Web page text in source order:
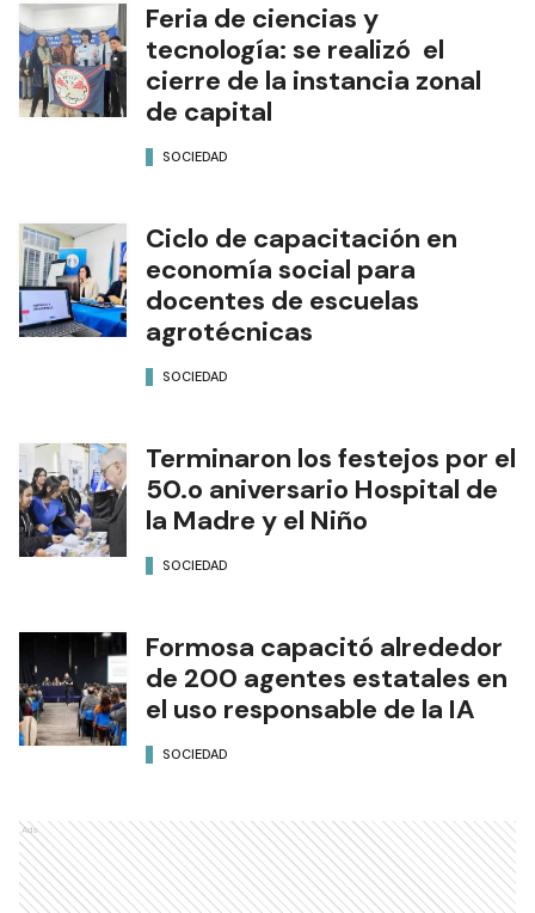
Feria de ciencias y
tecnología: se realizó el
cierre de la instancia zonal
de capital
SOCIEDAD
Ciclo de capacitación en
economía social para
docentes de escuelas
agrotécnicas
SOCIEDAD
Terminaron los festejos por el
50.o aniversario Hospital de
la Madre y el Niño
SOCIEDAD
Formosa capacitó alrededor
de 200 agentes estatales en
el uso responsable de la IA
SOCIEDAD
Ads